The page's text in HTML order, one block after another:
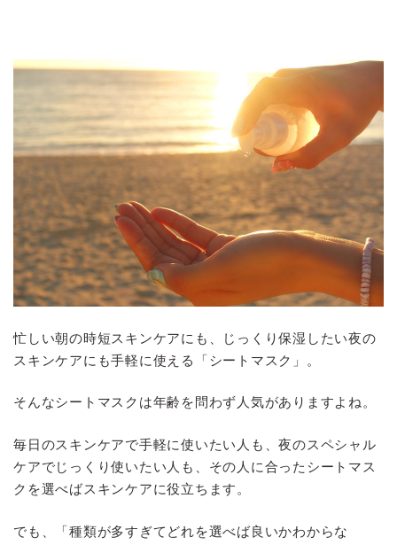
忙しい朝の時短スキンケアにも、じっくり保湿したい夜の
スキンケアにも手軽に使える「シートマスク」。
そんなシートマスクは年齢を問わず人気がありますよね。
毎日のスキンケアで手軽に使いたい人も、夜のスペシャル
ケアでじっくり使いたい人も、その人に合ったシートマス
クを選べばスキンケアに役立ちます。
でも、「種類が多すぎてどれを選べば良いかわからな